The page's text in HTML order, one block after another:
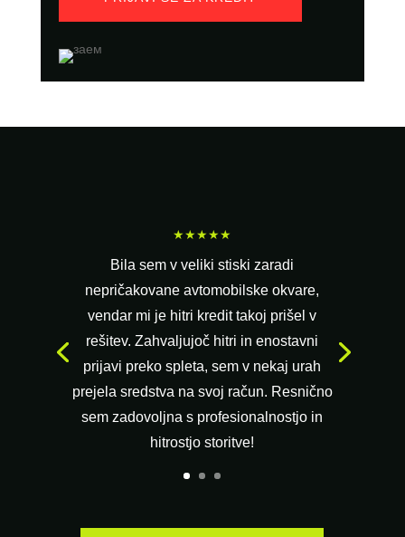
★★★★★
Bila sem v veliki stiski zaradi
nepričakovane avtomobilske okvare,
vendar mi je hitri kredit takoj prišel v
rešitev. Zahvaljujoč hitri in enostavni
prijavi preko spleta, sem v nekaj urah
prejela sredstva na svoj račun. Resnično
sem zadovoljna s profesionalnostjo in
hitrostjo storitve!